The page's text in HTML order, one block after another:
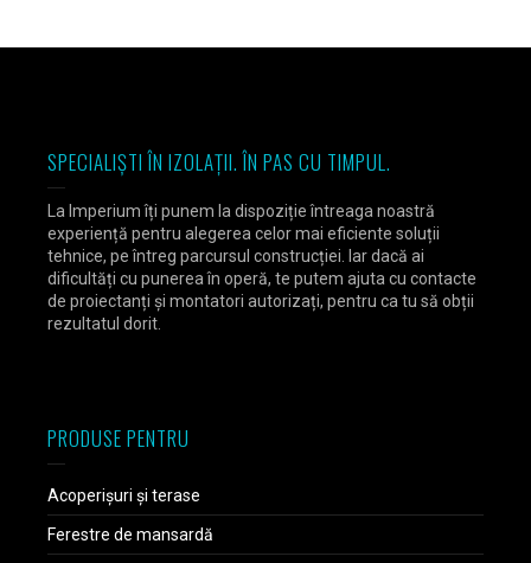
SPECIALIȘTI ÎN IZOLAȚII. ÎN PAS CU TIMPUL.
La Imperium îți punem la dispoziție întreaga noastră
experiență pentru alegerea celor mai eficiente soluții
tehnice, pe întreg parcursul construcției. Iar dacă ai
dificultăți cu punerea în operă, te putem ajuta cu contacte
de proiectanți și montatori autorizați, pentru ca tu să obții
rezultatul dorit.
PRODUSE PENTRU
Acoperișuri și terase
Ferestre de mansardă